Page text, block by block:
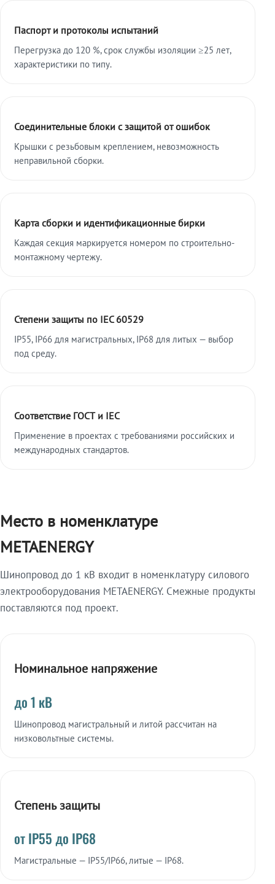
Паспорт и протоколы испытаний
Перегрузка до 120 %, срок службы изоляции ≥25 лет,
характеристики по типу.
Соединительные блоки с защитой от ошибок
Крышки с резьбовым креплением, невозможность
неправильной сборки.
Карта сборки и идентификационные бирки
Каждая секция маркируется номером по строительно-
монтажному чертежу.
Степени защиты по IEC 60529
IP55, IP66 для магистральных, IP68 для литых — выбор
под среду.
Соответствие ГОСТ и IEC
Применение в проектах с требованиями российских и
международных стандартов.
Место в номенклатуре
METAENERGY
Шинопровод до 1 кВ входит в номенклатуру силового
электрооборудования METAENERGY. Смежные продукты
поставляются под проект.
Номинальное напряжение
до 1 кВ
Шинопровод магистральный и литой рассчитан на
низковольтные системы.
Степень защиты
от IP55 до IP68
Магистральные — IP55/IP66, литые — IP68.